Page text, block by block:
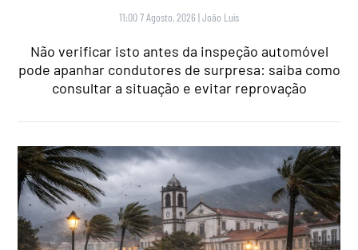
11:00 7 Agosto, 2026 |João Luís
Não verificar isto antes da inspeção automóvel
pode apanhar condutores de surpresa: saiba como
consultar a situação e evitar reprovação